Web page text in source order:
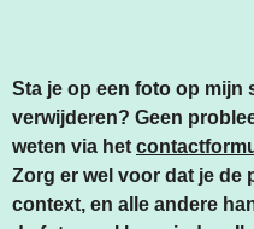
Sta je op een foto op mijn
verwijderen? Geen
weten via het
Zorg er wel voor dat je de
context, en alle andere